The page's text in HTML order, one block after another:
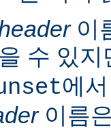
이
수 있
에
이름